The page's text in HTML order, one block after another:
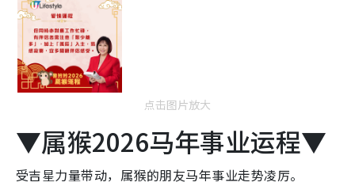
点击图片放大
▼属猴2026马年事业运程▼
受吉星力量带动，属猴的朋友马年事业走势凌厉。